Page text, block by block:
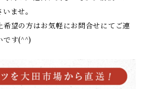
ませ。
希望の方はお気軽にお問合せにてご連
です(^^)